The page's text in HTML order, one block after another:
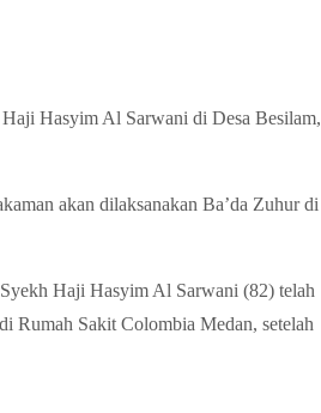
Hasyim Al Sarwani di Desa Besilam,
akan dilaksanakan Ba’da Zuhur di
Haji Hasyim Al Sarwani (82) telah
Rumah Sakit Colombia Medan, setelah